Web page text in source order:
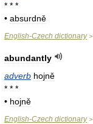
* * *
• absurdně
English-Czech dictionary>
abundantly
adverb hojně
* * *
• hojně
English-Czech dictionary>